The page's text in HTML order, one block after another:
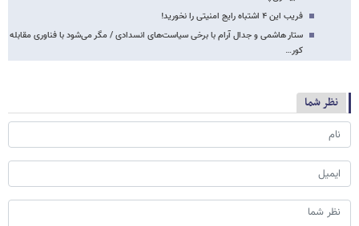
فریب این ۴ اشتباه رایج امنیتی را نخورید!
ستار هاشمی و جدال آرام با برخی سیاست‌های انسدادی / مگر می‌شود با فناوری مقابله
کور…
نظر شما